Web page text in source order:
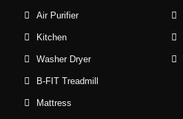
Air Purifier
Kitchen
Washer Dryer
B-FIT Treadmill
Mattress